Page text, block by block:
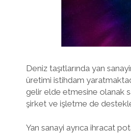
Deniz taşıtlarında yan
üretimi istihdam
gelir elde etmesine olanak
şirket ve işletme de
Yan sanayi ayrıca ihracat